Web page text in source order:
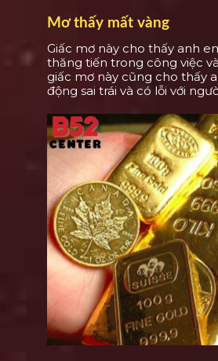
Mơ thấy mất vàng
Giấc mơ này cho thấy anh
thăng tiến trong công việc
giấc mơ này cũng cho thấy
động sai trái và có lỗi với